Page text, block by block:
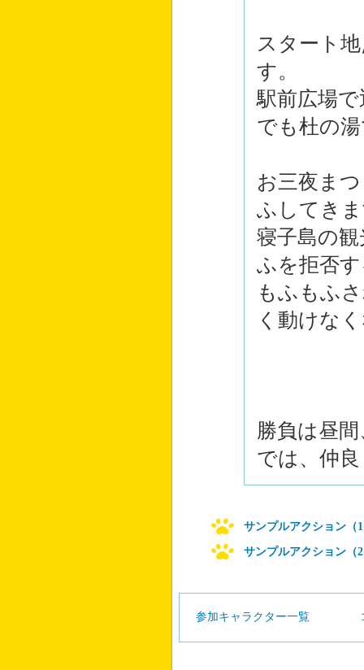
スタート
す。
駅前広場
でも杜の
お三夜ま
ふしてき
寝子島の
ふを拒否
もふもふ
く動けな
勝負は昼
では、仲
サンプルアクション（
サンプルアクション（
参加キャラクター一覧